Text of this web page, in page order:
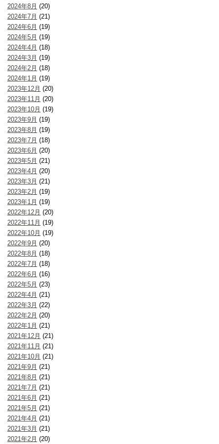
2024年8月 (20)
2024年7月 (21)
2024年6月 (19)
2024年5月 (19)
2024年4月 (18)
2024年3月 (19)
2024年2月 (18)
2024年1月 (19)
2023年12月 (20)
2023年11月 (20)
2023年10月 (19)
2023年9月 (19)
2023年8月 (19)
2023年7月 (18)
2023年6月 (20)
2023年5月 (21)
2023年4月 (20)
2023年3月 (21)
2023年2月 (19)
2023年1月 (19)
2022年12月 (20)
2022年11月 (19)
2022年10月 (19)
2022年9月 (20)
2022年8月 (18)
2022年7月 (18)
2022年6月 (16)
2022年5月 (23)
2022年4月 (21)
2022年3月 (22)
2022年2月 (20)
2022年1月 (21)
2021年12月 (21)
2021年11月 (21)
2021年10月 (21)
2021年9月 (21)
2021年8月 (21)
2021年7月 (21)
2021年6月 (21)
2021年5月 (21)
2021年4月 (21)
2021年3月 (21)
2021年2月 (20)